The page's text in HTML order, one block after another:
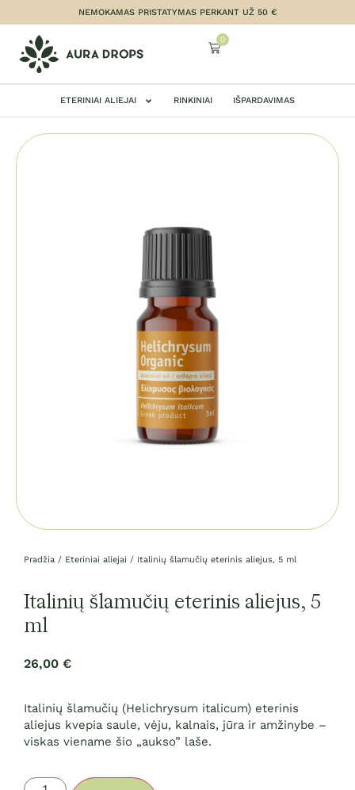
NEMOKAMAS PRISTATYMAS PERKANT UŽ 50 €
0
ETERINIAI ALIEJAI RINKINIAI IŠPARDAVIMAS
Pradžia / Eteriniai aliejai / Italinių šlamučių eterinis aliejus, 5 ml
Italinių šlamučių eterinis aliejus, 5
ml
26,00 €
Italinių šlamučių (Helichrysum italicum) eterinis
aliejus kvepia saule, vėju, kalnais, jūra ir amžinybe –
viskas viename šio „aukso” laše.